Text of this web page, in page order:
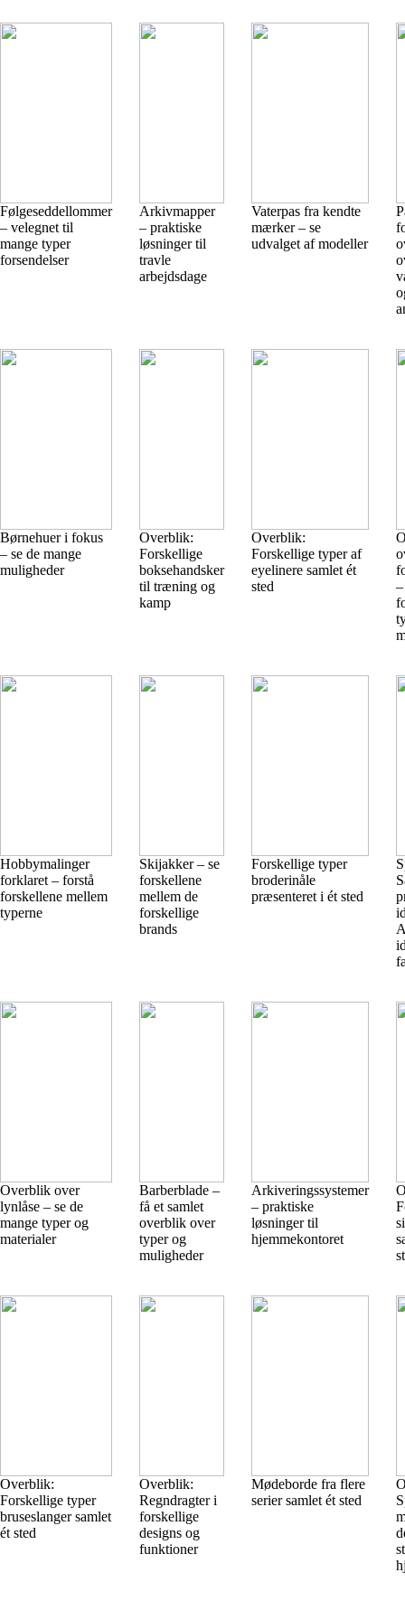
Følgeseddellommer
– velegnet til
mange typer
forsendelser
Arkivmapper
– praktiske
løsninger til
travle
arbejdsdage
Vaterpas fra kendte
mærker – se
udvalget af modeller
Børnehuer i fokus
– se de mange
muligheder
Overblik:
Forskellige
boksehandsker
til træning og
kamp
Overblik:
Forskellige typer af
eyelinere samlet ét
sted
–
Hobbymalinger
forklaret – forstå
forskellene mellem
typerne
Skijakker – se
forskellene
mellem de
forskellige
brands
Forskellige typer
broderinåle
præsenteret i ét sted
Overblik over
lynlåse – se de
mange typer og
materialer
Barberblade –
få et samlet
overblik over
typer og
muligheder
Arkiveringssystemer
– praktiske
løsninger til
hjemmekontoret
Overblik:
Forskellige typer
bruseslanger samlet
ét sted
Overblik:
Regndragter i
forskellige
designs og
funktioner
Mødeborde fra flere
serier samlet ét sted